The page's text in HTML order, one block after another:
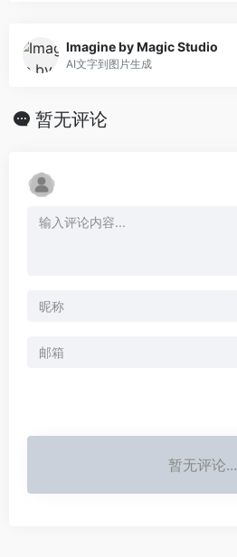
Imagine by Magic Studio
AI文字到图片生成
暂无评论
暂无评论...